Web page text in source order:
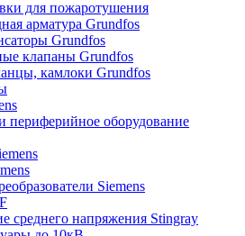
для пожаротушения
арматура Grundfos
Grundfos
клапаны Grundfos
камлоки Grundfos
периферийное оборудование
Siemens
среднего напряжения Stingray